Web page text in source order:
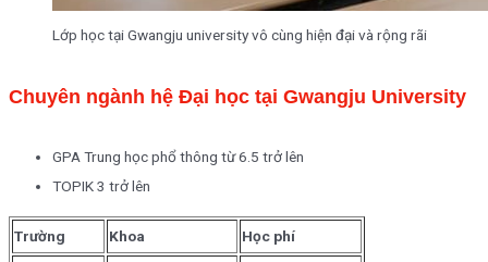
Lớp học tại Gwangju university vô cùng hiện đại và rộng rãi
Chuyên ngành hệ Đại học tại Gwangju University
GPA Trung học phổ thông từ 6.5 trở lên
TOPIK 3 trở lên
Trường Khoa Học phí